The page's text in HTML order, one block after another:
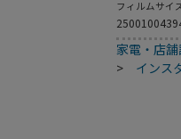
フィルムサイ
ちらの商品は
家電・店
> インス